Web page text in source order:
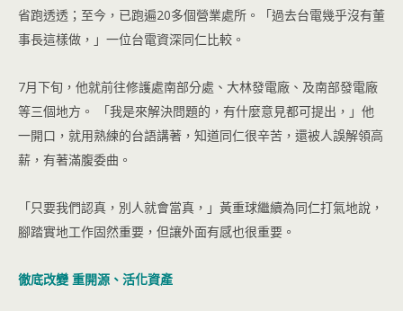
省跑透透；至今，已跑遍20多個營業處所。「過去台電幾乎沒有董
事長這樣做，」一位台電資深同仁比較。
7月下旬，他就前往修護處南部分處、大林發電廠、及南部發電廠
等三個地方。 「我是來解決問題的，有什麼意見都可提出，」他
一開口，就用熟練的台語講著，知道同仁很辛苦，還被人誤解領高
薪，有著滿腹委曲。
「只要我們認真，別人就會當真，」黃重球繼續為同仁打氣地說，
腳踏實地工作固然重要，但讓外面有感也很重要。
徹底改變 重開源、活化資產